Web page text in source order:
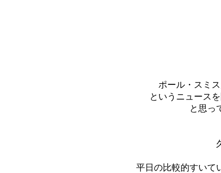
ポール・スミ
というニュース
と思っ
平日の比較的すいて